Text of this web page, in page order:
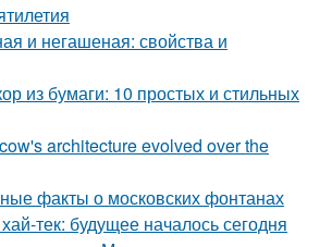
и негашеная: свойства и
из бумаги: 10 простых и стильных
architecture evolved over the
факты о московских фонтанах
тек: будущее началось сегодня